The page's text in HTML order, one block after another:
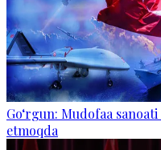
Go‘rgun: Mudofaa
etmoqda